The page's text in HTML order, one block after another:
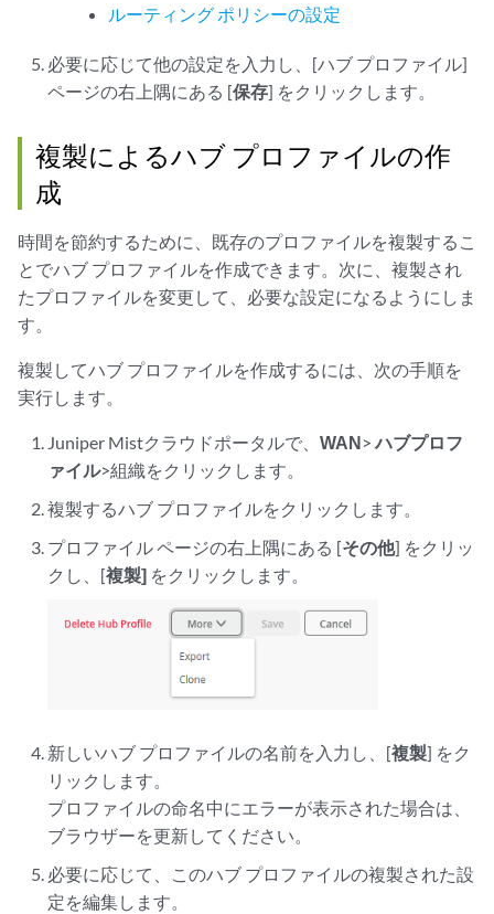
ルーティング ポリシーの設定
必要に応じて他の設定を入力し、[ハブ プロファイル]
ページの右上隅にある [保存] をクリックします。
複製によるハブ プロファイルの作
成
時間を節約するために、既存のプロファイルを複製するこ
とでハブ プロファイルを作成できます。次に、複製され
たプロファイルを変更して、必要な設定になるようにしま
す。
複製してハブ プロファイルを作成するには、次の手順を
実行します。
Juniper Mistクラウドポータルで、WAN> ハブプロフ
ァイル>組織をクリックします。
複製するハブ プロファイルをクリックします。
プロファイル ページの右上隅にある [その他] をクリッ
クし、[複製] をクリックします。
新しいハブ プロファイルの名前を入力し、[複製] をク
リックします。
プロファイルの命名中にエラーが表示された場合は、
ブラウザーを更新してください。
必要に応じて、このハブ プロファイルの複製された設
定を編集します。